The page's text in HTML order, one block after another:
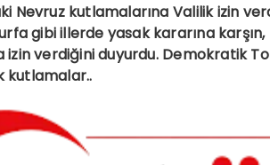
Nevruz kutlamalarına Valilik izin
gibi illerde yasak kararına
izin verdiğini duyurdu. Demokratik
kutlamalar..